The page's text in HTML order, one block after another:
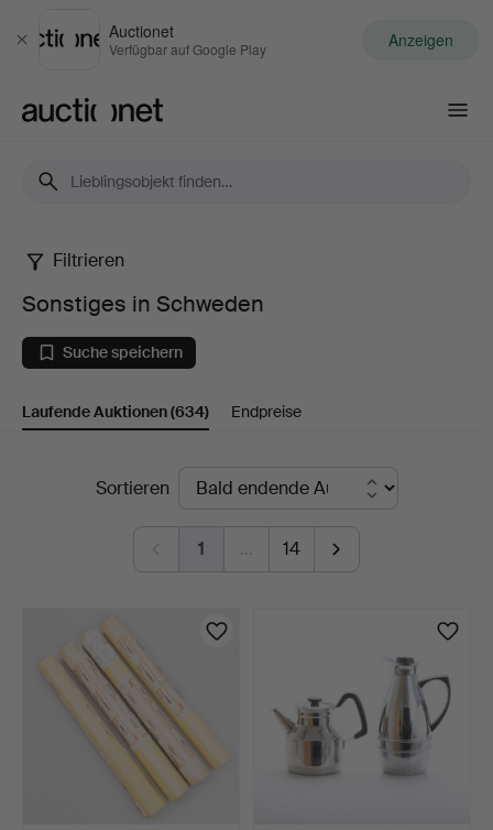
Schließen
Auctionet
Verfügbar auf Google Play Anzeigen
Sonstiges
in
Schweden
Filtrieren
Sonstiges in Schweden
Suche speichern
Laufende Auktionen(634) Endpreise
LaufendeSortieren
1 … 14